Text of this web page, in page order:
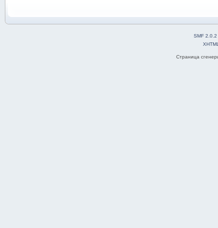
SMF 2.0.2
Страница